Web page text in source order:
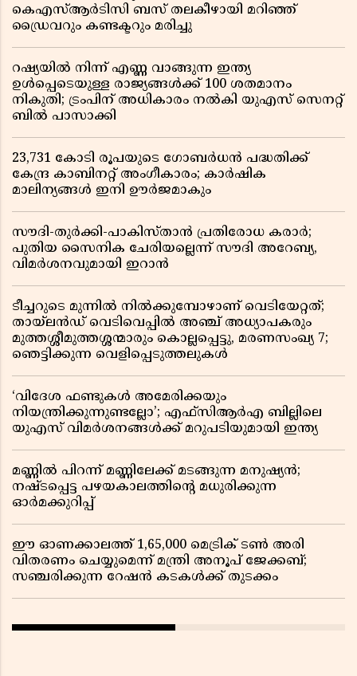
കെഎസ്ആർടിസി ബസ് തലകീഴായി മറിഞ്ഞ്
ഡ്രൈവറും കണ്ടക്ടറും മരിച്ചു
റഷ്യയിൽ നിന്ന് എണ്ണ വാങ്ങുന്ന ഇന്ത്യ
ഉൾപ്പെടെയുള്ള രാജ്യങ്ങൾക്ക് 100 ശതമാനം
നികുതി; ട്രംപിന് അധികാരം നൽകി യുഎസ് സെനറ്റ്
ബിൽ പാസാക്കി
23,731 കോടി രൂപയുടെ ഗോബർധൻ പദ്ധതിക്ക്
കേന്ദ്ര കാബിനറ്റ് അംഗീകാരം; കാർഷിക
മാലിന്യങ്ങൾ ഇനി ഊർജമാകും
സൗദി-തുർക്കി-പാകിസ്താൻ പ്രതിരോധ കരാർ;
പുതിയ സൈനിക ചേരിയല്ലെന്ന് സൗദി അറേബ്യ,
വിമർശനവുമായി ഇറാൻ
ടീച്ചറുടെ മുന്നിൽ നിൽക്കുമ്പോഴാണ് വെടിയേറ്റത്;
തായ്‌ലൻഡ് വെടിവെപ്പിൽ അഞ്ച് അധ്യാപകരും
മുത്തശ്ശീമുത്തശ്ശന്മാരും കൊല്ലപ്പെട്ടു, മരണസംഖ്യ 7;
ഞെട്ടിക്കുന്ന വെളിപ്പെടുത്തലുകൾ
‘വിദേശ ഫണ്ടുകൾ അമേരിക്കയും
നിയന്ത്രിക്കുന്നുണ്ടല്ലോ’; എഫ്സിആർഎ ബില്ലിലെ
യുഎസ് വിമർശനങ്ങൾക്ക് മറുപടിയുമായി ഇന്ത്യ
മണ്ണിൽ പിറന്ന് മണ്ണിലേക്ക് മടങ്ങുന്ന മനുഷ്യൻ;
നഷ്ടപ്പെട്ട പഴയകാലത്തിൻ്റെ മധുരിക്കുന്ന
ഓർമക്കുറിപ്പ്
ഈ ഓണക്കാലത്ത് 1,65,000 മെട്രിക് ടൺ അരി
വിതരണം ചെയ്യുമെന്ന് മന്ത്രി അനൂപ് ജേക്കബ്;
സഞ്ചരിക്കുന്ന റേഷൻ കടകൾക്ക് തുടക്കം